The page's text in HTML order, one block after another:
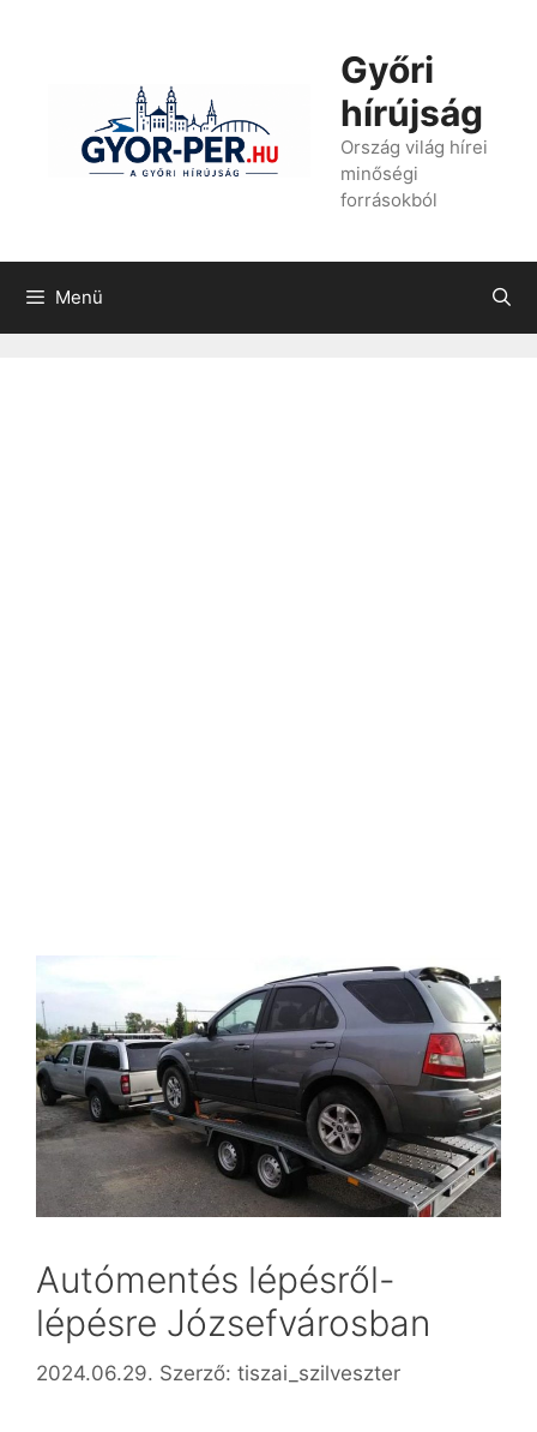
Győri
hírújság
Ország világ hírei
minőségi
forrásokból
Menü
Autómentés lépésről-
lépésre Józsefvárosban
2024.06.29. Szerző: tiszai_szilveszter